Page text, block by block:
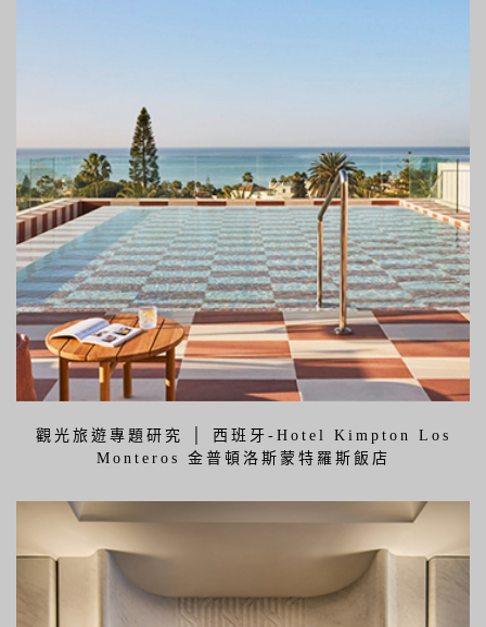
觀光旅遊專題研究 │ 西班牙-Hotel Kimpton Los
Monteros 金普頓洛斯蒙特羅斯飯店